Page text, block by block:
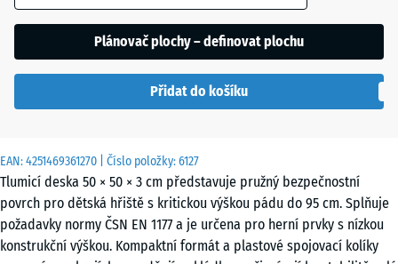
EAN:4251469361270 | Číslo položky:6127
Tlumicí deska 50 × 50 × 3 cm představuje pružný bezpečnostní
povrch pro dětská hřiště s kritickou výškou pádu do 95 cm. Splňuje
požadavky normy ČSN EN 1177 a je určena pro herní prvky s nízkou
konstrukční výškou. Kompaktní formát a plastové spojovací kolíky
červená
Plánovač plochy – definovat plochu
Přidat do košíku